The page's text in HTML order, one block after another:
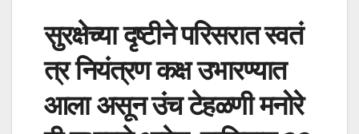
सुरक्षेच्यादृष्टीनेपरिसरातस्वतं
त्रनियंत्रणकक्षउभारण्यात
आला असूनउंचटेहळणीमनोरे